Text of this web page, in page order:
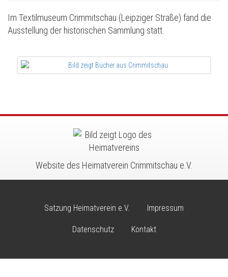
Im Textilmuseum Crimmitschau (Leipziger Straße) fand die
Ausstellung der historischen Sammlung statt.
Website des Heimatverein Crimmitschau e.V.
Satzung Heimatverein e.V. Impressum
Datenschutz Kontakt